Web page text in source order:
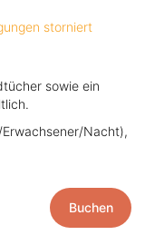
storniert
sowie ein
Nacht),
Buchen